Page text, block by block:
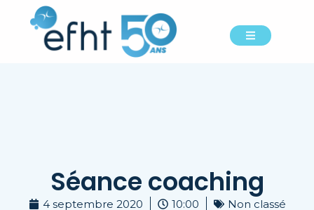
Séance coaching
4 septembre 2020 10:00 Non classé